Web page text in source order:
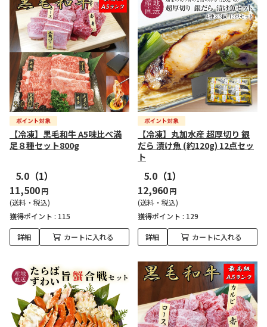
【冷凍】黒毛和牛 A5味比べ満
足８種セット800g
5.0 （1）
11,500円
(送料・税込)
獲得ポイント : 115
詳細 カートに入れる
【冷凍】丸加水産 超厚切り 銀
だら 漬け魚 (約120g) 12点セッ
ト
5.0 （1）
12,960円
(送料・税込)
獲得ポイント : 129
詳細 カートに入れる